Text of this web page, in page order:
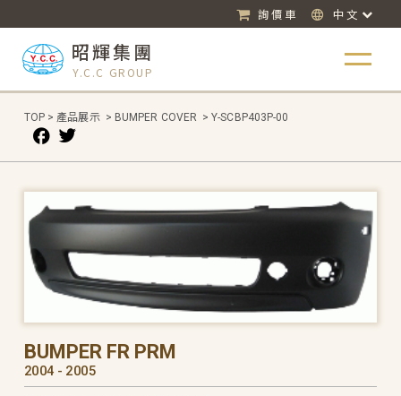
詢價車 中文
昭輝集團
Y.C.C GROUP
TOP > 產品展示 > BUMPER COVER > Y-SCBP403P-00
BUMPER FR PRM
2004 - 2005